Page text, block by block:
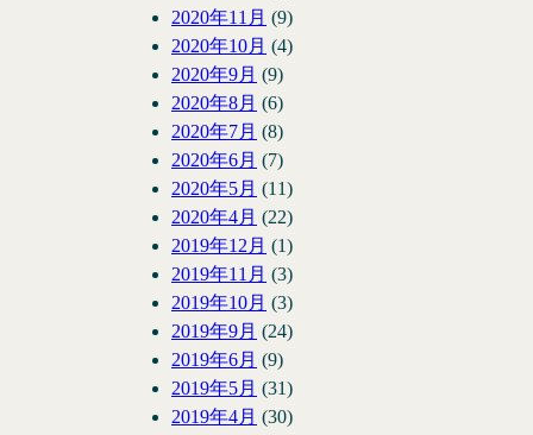
2020年11月 (9)
2020年10月 (4)
2020年9月 (9)
2020年8月 (6)
2020年7月 (8)
2020年6月 (7)
2020年5月 (11)
2020年4月 (22)
2019年12月 (1)
2019年11月 (3)
2019年10月 (3)
2019年9月 (24)
2019年6月 (9)
2019年5月 (31)
2019年4月 (30)